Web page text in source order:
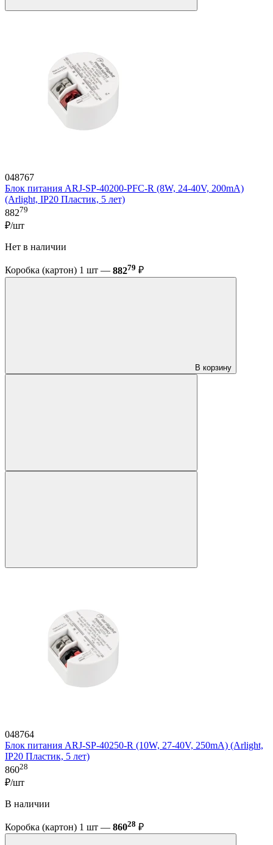
048767
Блок питания ARJ-SP-40200-PFC-R (8W, 24-40V, 200mA)
(Arlight, IP20 Пластик, 5 лет)
88279
₽/шт
Нет в наличии
Коробка (картон) 1 шт — 88279 ₽
В корзину
048764
Блок питания ARJ-SP-40250-R (10W, 27-40V, 250mA) (Arlight,
IP20 Пластик, 5 лет)
86028
₽/шт
В наличии
Коробка (картон) 1 шт — 86028 ₽